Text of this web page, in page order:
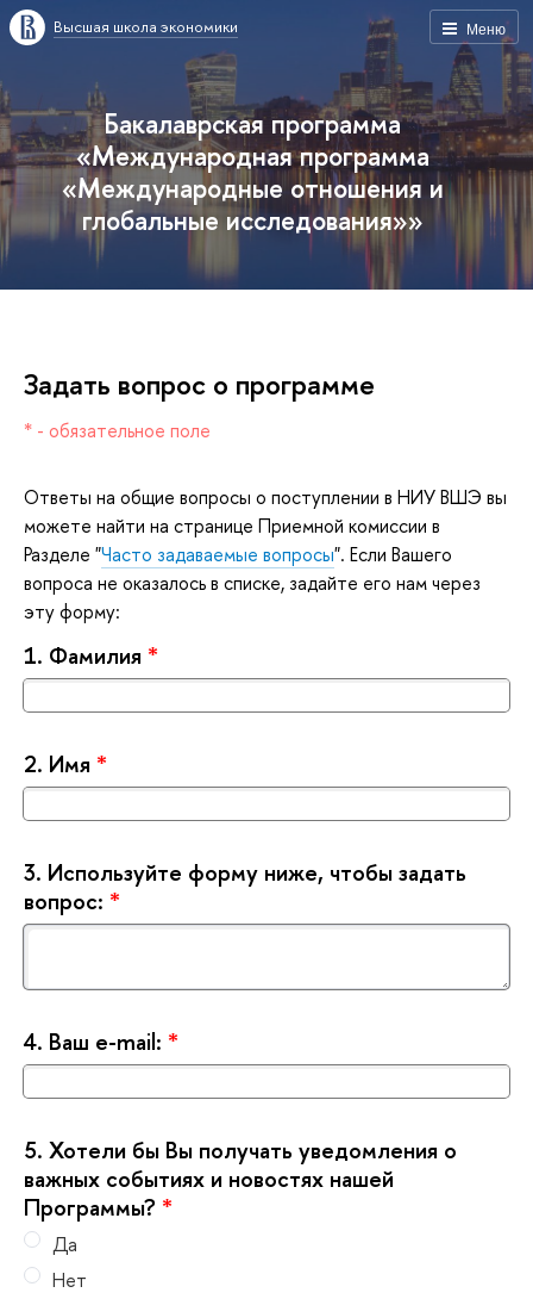
Меню
ысшая школа экономики
Бакалаврская программа
«Международная программа
«Международные отношения и
лобальные исследования»»
Задать вопрос о программе
* - обязательное поле
Ответы на общие вопросы о поступлении в НИУ ВШЭ вы
можете найти на странице Приемной комиссии
Разделе "Часто задаваемые вопросы". Если Вашего
опроса не оказалось в списке, задайте его нам через
эту форму:
1. Фамилия *
2. Имя *
3. Используйте форму ниже, чтобы задать
опрос: *
4. аш e-mail: *
5. Хотели бы Вы получать уведомления о
ажных событиях и новостях нашей
Программы? *
Да
Нет